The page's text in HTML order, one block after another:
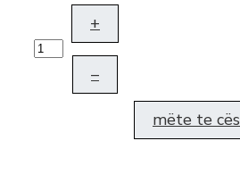
+
–
mëte te